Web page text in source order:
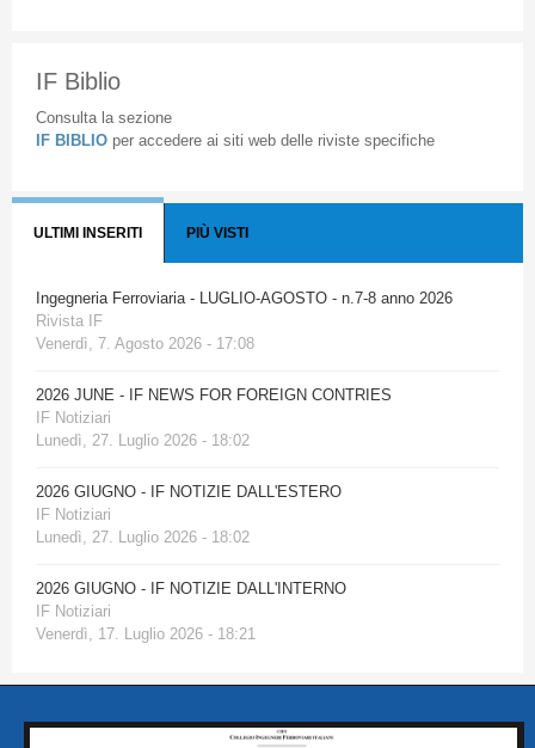
IF Biblio
Consulta la sezione
IF BIBLIO per accedere ai siti web delle riviste specifiche
ULTIMI INSERITI PIÙ VISTI
Ingegneria Ferroviaria - LUGLIO-AGOSTO - n.7-8 anno 2026
Rivista IF
Venerdì, 7. Agosto 2026 - 17:08
2026 JUNE - IF NEWS FOR FOREIGN CONTRIES
IF Notiziari
Lunedì, 27. Luglio 2026 - 18:02
2026 GIUGNO - IF NOTIZIE DALL'ESTERO
IF Notiziari
Lunedì, 27. Luglio 2026 - 18:02
2026 GIUGNO - IF NOTIZIE DALL'INTERNO
IF Notiziari
Venerdì, 17. Luglio 2026 - 18:21